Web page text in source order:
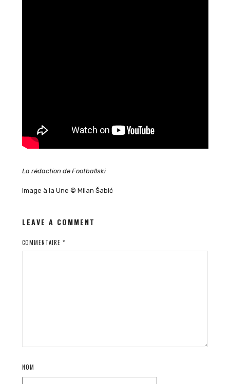
La rédaction de Footballski
Image à la Une © Milan Šabić
LEAVE A COMMENT
COMMENTAIRE *
NOM